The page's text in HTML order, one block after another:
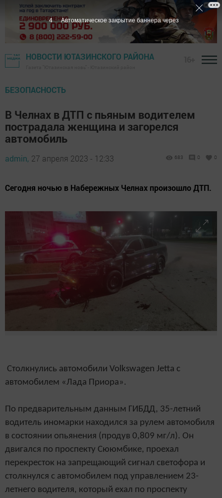
НОВОСТИ ЮТАЗИНСКОГО РАЙОНА
БЕЗОПАСНОСТЬ
В Челнах в ДТП с пьяным водителем
пострадала женщина и загорелся
автомобиль
admin, 27 апреля 2023 - 12:33 683 0 0
Сегодня ночью в Набережных Челнах произошло ДТП.
Столкнулись автомобили Volkswagen Jetta с
автомобилем «Лада Приора».
По предварительным данным ГИБДД, 35-летний
водитель иномарки находился за рулем автомобиля
в состоянии опьянения (продув 0,809 мг/л). Он
двигался по проспекту Сююмбике, проехал
перекресток на запрещающий сигнал светофора и
столкнулся с автомобилем под управлением 23-
летнего водителя, который ехал по проспекту
2 Автоматическое закрытие баннера через